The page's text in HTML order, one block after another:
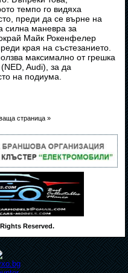
темпо го видяха
преди да се върне на
силна маневра за
Майк Рокенфелер
края на състезанието.
максимално от грешка
Audi), за да
на подиума.
страница »
Reserved.